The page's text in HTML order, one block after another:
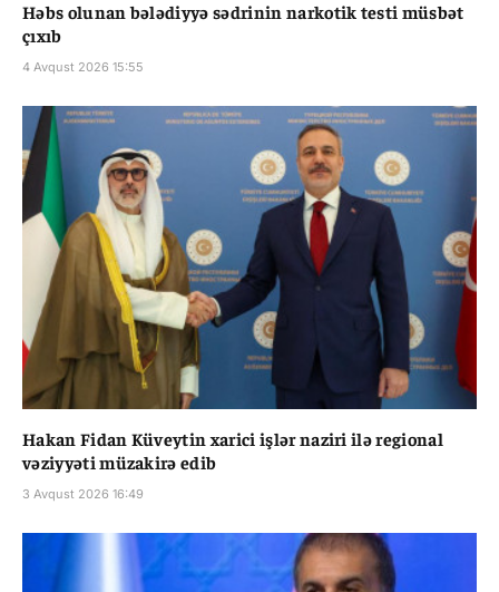
Həbs olunan bələdiyyə sədrinin narkotik testi müsbət
çıxıb
4 Avqust 2026 15:55
Hakan Fidan Küveytin xarici işlər naziri ilə regional
vəziyyəti müzakirə edib
3 Avqust 2026 16:49